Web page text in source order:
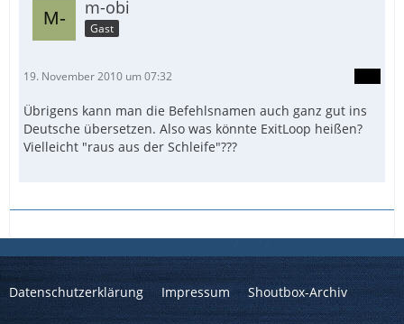
m-obi
Gast
19. November 2010 um 07:32
Übrigens kann man die Befehlsnamen auch ganz gut ins
Deutsche übersetzen. Also was könnte ExitLoop heißen?
Vielleicht "raus aus der Schleife"???
Datenschutzerklärung Impressum Shoutbox-Archiv